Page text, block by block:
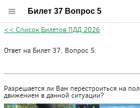
Билет 37 Вопрос 5
<< Список Билетов ПДД 2026
Ответ на Билет 37, Вопрос 5:
Разрешается ли Вам перестроиться на
движением в данной ситуации?